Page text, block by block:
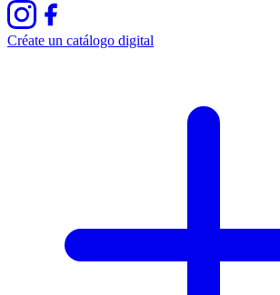
Créate un catálogo digital